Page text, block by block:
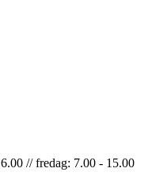
// fredag: 7.00 - 15.00